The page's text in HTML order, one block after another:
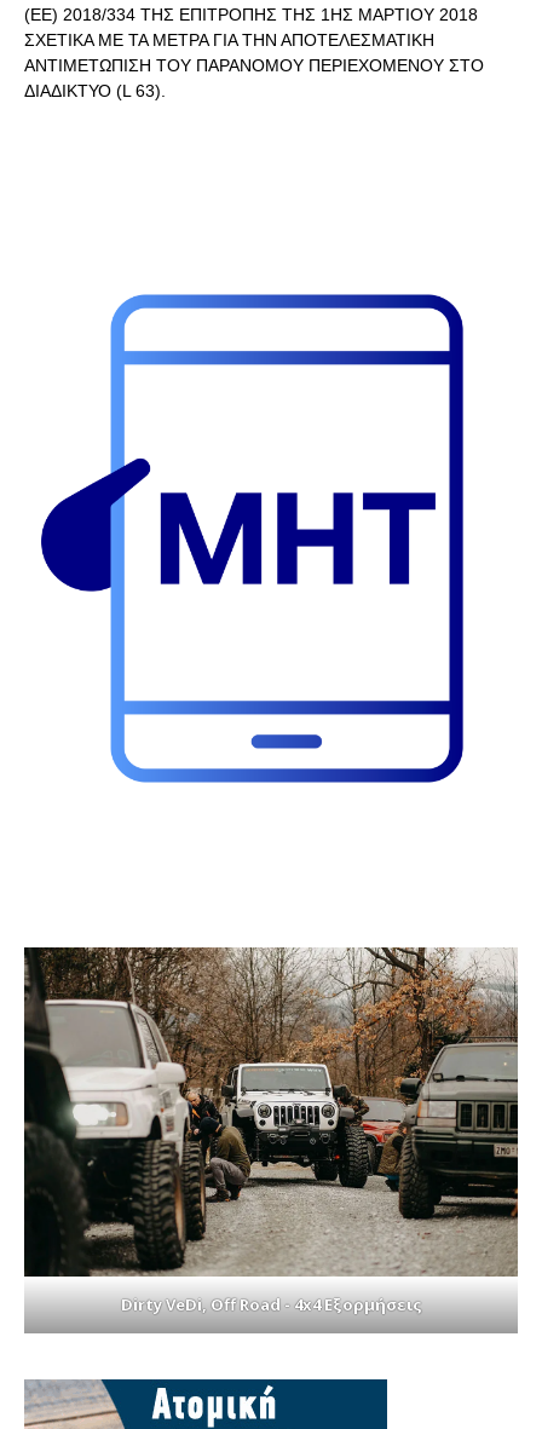
(ΕΕ) 2018/334 ΤΗΣ ΕΠΙΤΡΟΠΗΣ ΤΗΣ 1ΗΣ ΜΑΡΤΙΟΥ 2018
ΣΧΕΤΙΚΑ ΜΕ ΤΑ ΜΕΤΡΑ ΓΙΑ ΤΗΝ ΑΠΟΤΕΛΕΣΜΑΤΙΚΗ
ΑΝΤΙΜΕΤΩΠΙΣΗ ΤΟΥ ΠΑΡΑΝΟΜΟΥ ΠΕΡΙΕΧΟΜΕΝΟΥ ΣΤΟ
ΔΙΑΔΙΚΤΥΟ (L 63).
Dirty VeDi, Off Road - 4x4 Εξορμήσεις